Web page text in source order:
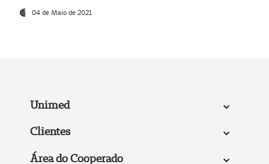
04 de Maio de 2021
Unimed
Clientes
Área do Cooperado